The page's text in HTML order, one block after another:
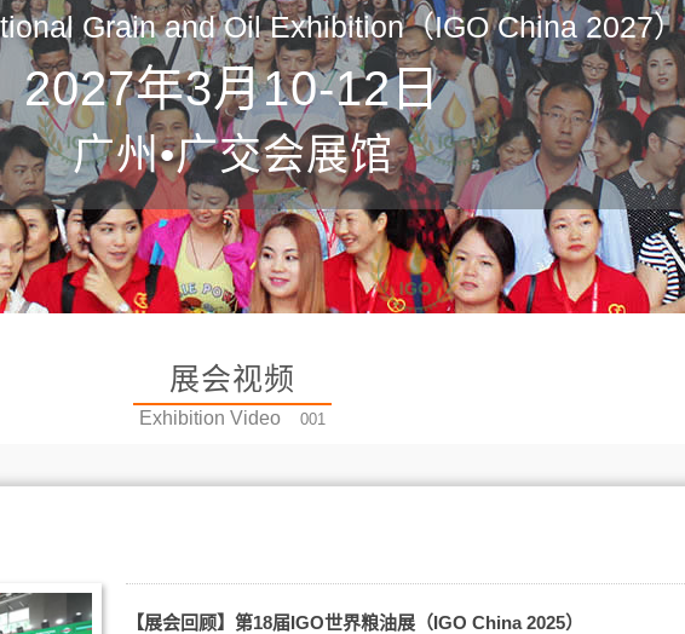
Grain and Oil Exhibition（IGO China 2027）
2027年3月10-12日
广州•广交会展馆
展会视频
Exhibition Video 001
【展会回顾】第18届IGO世界粮油展（IGO China 2025）